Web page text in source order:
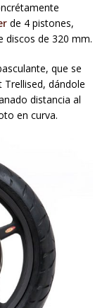
de 4 pistones,
discos de 320 mm.
que se
dándole
distancia al
en curva.